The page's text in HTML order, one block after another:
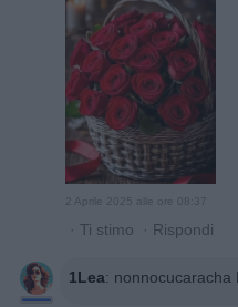
2 Aprile 2025 alle ore 08:37
· Ti stimo · Rispondi
1Lea: nonnocucaracha